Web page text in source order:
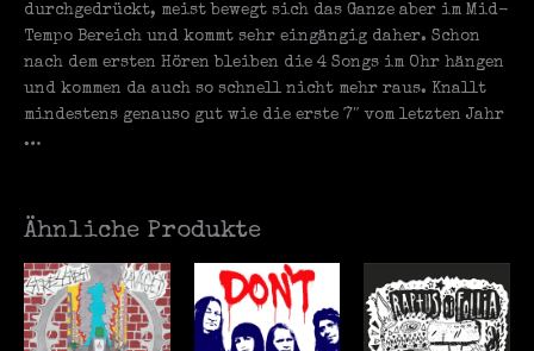
durchgedrückt, meist bewegt sich das Ganze aber im Mid-
Tempo Bereich und kommt sehr eingängig daher. Schon
nach dem ersten Hören bleiben die 4 Songs im Ohr hängen
und kommen da auch so schnell nicht mehr raus. Knallt
mindestens genauso gut wie die erste 7″ vom letzten Jahr
…
Ähnliche Produkte